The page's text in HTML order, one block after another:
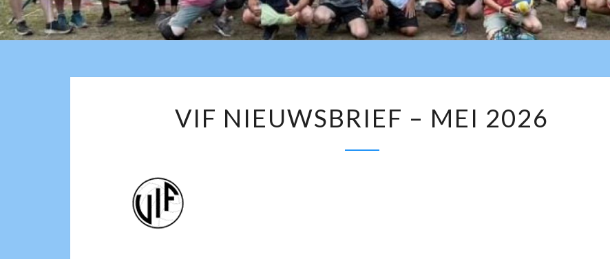
NIEUWSBRIEF
VIF NIEUWSBRIEF – MEI 2026